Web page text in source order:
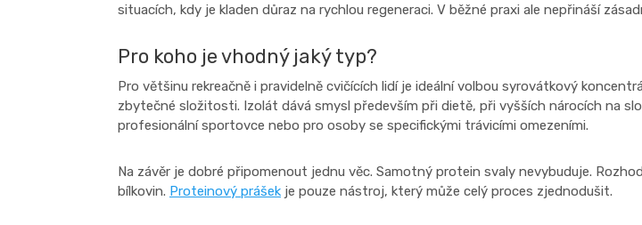
situacích, kdy je kladen důraz na rychlou regeneraci. V běžné praxi ale nepřináší
Pro koho je vhodný jaký typ?
Pro většinu rekreačně i pravidelně cvičících lidí je ideální volbou syrovátkový
zbytečné složitosti. Izolát dává smysl především při dietě, při vyšších nárocích na
profesionální sportovce nebo pro osoby se specifickými trávicími omezeními.
Na závěr je dobré připomenout jednu věc. Samotný protein svaly nevybuduje.
bílkovin. Proteinový prášek je pouze nástroj, který může celý proces zjednodušit.